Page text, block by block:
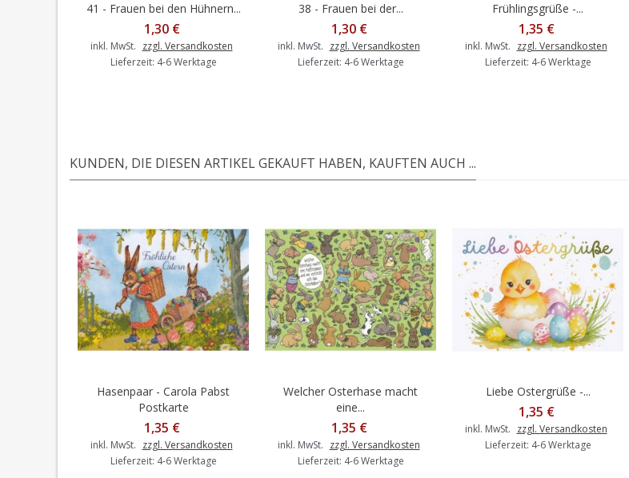
In den Warenkorb
41 - Frauen bei den Hühnern...
1,30 €
inkl. MwSt. zzgl. Versandkosten
Lieferzeit: 4-6 Werktage
In den Warenkorb
38 - Frauen bei der...
1,30 €
inkl. MwSt. zzgl. Versandkosten
Lieferzeit: 4-6 Werktage
In den Warenkorb
Frühlingsgrüße -...
1,35 €
inkl. MwSt. zzgl. Versandkosten
Lieferzeit: 4-6 Werktage
KUNDEN, DIE DIESEN ARTIKEL GEKAUFT HABEN, KAUFTEN AUCH ...
In den Warenkorb
Hasenpaar - Carola Pabst
Postkarte
1,35 €
inkl. MwSt. zzgl. Versandkosten
Lieferzeit: 4-6 Werktage
In den Warenkorb
Welcher Osterhase macht
eine...
1,35 €
inkl. MwSt. zzgl. Versandkosten
Lieferzeit: 4-6 Werktage
In den Warenkorb
Liebe Ostergrüße -...
1,35 €
inkl. MwSt. zzgl. Versandkosten
Lieferzeit: 4-6 Werktage